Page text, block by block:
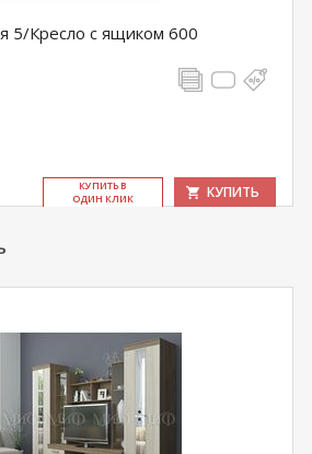
5/Кресло с ящиком 600
КУ­ПИТЬ В
ОДИН КЛИК
КУПИТЬ